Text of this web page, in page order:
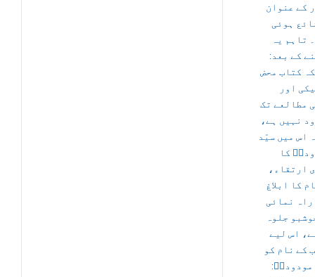
کے عنوان
ہوئی
تاہم یہ
کے بعد:
کتاب محض
اور
مطالعے تک
نہیں ہے،
اس میں سیّد
کا
ارتقاء،
کا ابلاغ
نمائی
جلوہ
اس لیے
کے نام کو
مودودیؒ: